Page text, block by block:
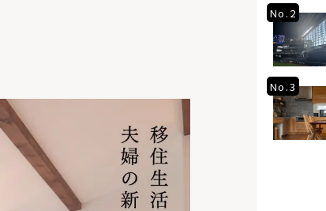
カス・ベンガレンシ
スの上手な育て方を
学ぶ
No.2
No.3